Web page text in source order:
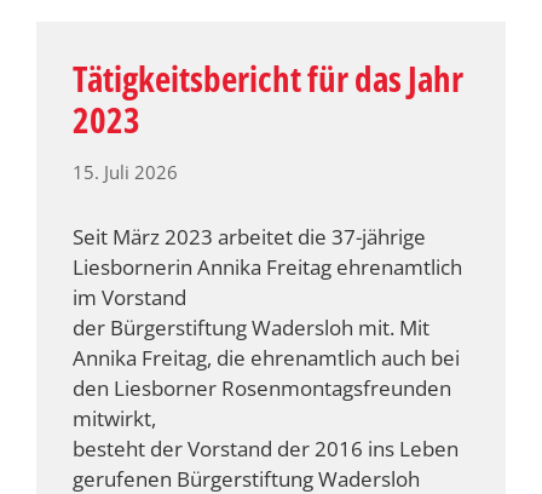
Tätigkeitsbericht für das Jahr
2023
15. Juli 2026
Seit März 2023 arbeitet die 37-jährige
Liesbornerin Annika Freitag ehrenamtlich
im Vorstand
der Bürgerstiftung Wadersloh mit. Mit
Annika Freitag, die ehrenamtlich auch bei
den Liesborner Rosenmontagsfreunden
mitwirkt,
besteht der Vorstand der 2016 ins Leben
gerufenen Bürgerstiftung Wadersloh